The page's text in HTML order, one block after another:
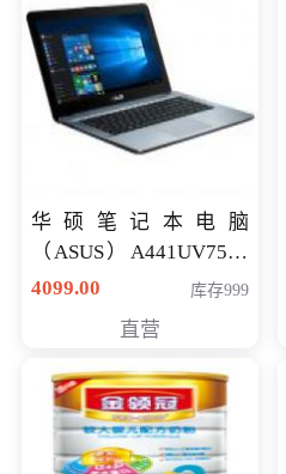
华硕笔记本电脑
（ASUS）A441UV7500
顽石（7代i7-7500U 4G
4099.00 库存999
直营